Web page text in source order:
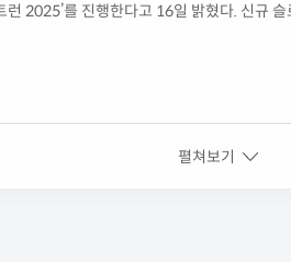
런 2025’를 진행한다고 16일 밝혔다. 신규
펼쳐보기